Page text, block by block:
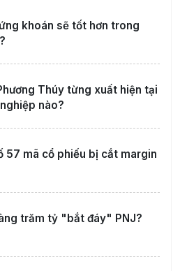
khoán sẽ tốt hơn trong
Thúy từng xuất hiện tại
nào?
57 mã cổ phiếu bị cắt margin
trăm tỷ "bắt đáy" PNJ?